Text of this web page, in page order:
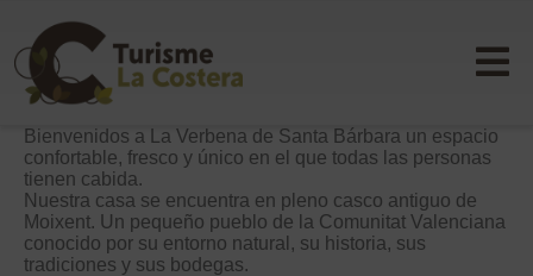
Bienvenidos a La Verbena de Santa Bárbara un espacio
confortable, fresco y único en el que todas las personas
tienen cabida.
Nuestra casa se encuentra en pleno casco antiguo de
Moixent. Un pequeño pueblo de la Comunitat Valenciana
conocido por su entorno natural, su historia, sus
tradiciones y sus bodegas.